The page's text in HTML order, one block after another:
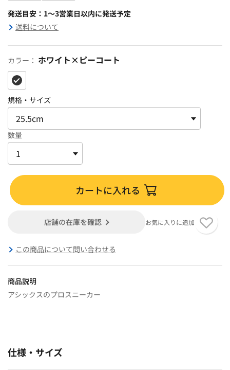
発送目安：1～3営業日以内に発送予定
送料について
カラー： ホワイト×ピーコート
規格・サイズ
数量
カートに入れる
店舗の在庫を確認 お気に入りに追加
この商品について問い合わせる
商品説明
アシックスのプロスニーカー
仕様・サイズ